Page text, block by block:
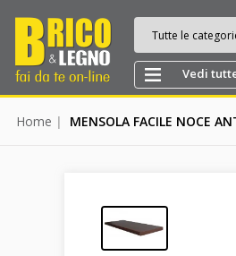
Tutte le
Vedi
Home MENSOLA FACILE NOCE